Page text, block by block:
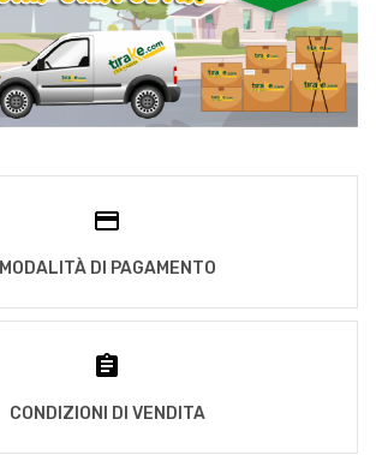
MODALITÀ DI PAGAMENTO
CONDIZIONI DI VENDITA